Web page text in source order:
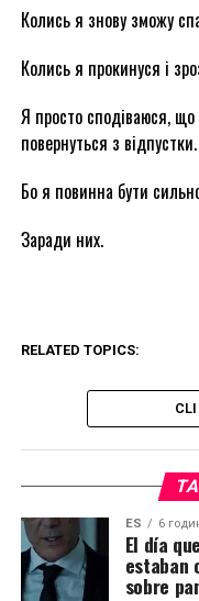
Колись я знову зможу
Колись я прокинуся і
Я просто сподіваюся,
повернуться з відпустки.
Бо я повинна бути
Заради них.
RELATED TOPICS:
ES 6
El día
estaban
sobre